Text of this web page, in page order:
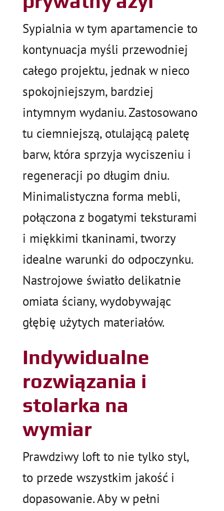
Sypialnia w tym apartamencie to
kontynuacja myśli przewodniej
całego projektu, jednak w nieco
spokojniejszym, bardziej
intymnym wydaniu. Zastosowano
tu ciemniejszą, otulającą paletę
barw, która sprzyja wyciszeniu i
regeneracji po długim dniu.
Minimalistyczna forma mebli,
połączona z bogatymi teksturami
i miękkimi tkaninami, tworzy
idealne warunki do odpoczynku.
Nastrojowe światło delikatnie
omiata ściany, wydobywając
głębię użytych materiałów.
Indywidualne
rozwiązania i
stolarka na
wymiar
Prawdziwy loft to nie tylko styl,
to przede wszystkim jakość i
dopasowanie. Aby w pełni